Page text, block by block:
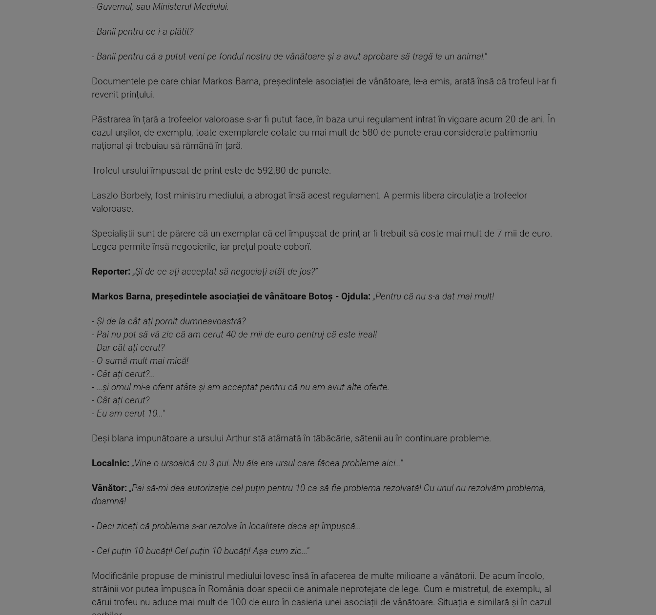
- Guvernul, sau Ministerul Mediului.
- Banii pentru ce i-a plătit?
- Banii pentru că a putut veni pe fondul nostru de vânătoare și a avut aprobare să tragă la un animal."
Documentele pe care chiar Markos Barna, președintele asociației de vânătoare, le-a emis, arată însă că trofeul i-ar fi
revenit prințului.
Păstrarea în țară a trofeelor valoroase s-ar fi putut face, în baza unui regulament intrat în vigoare acum 20 de ani. În
cazul urșilor, de exemplu, toate exemplarele cotate cu mai mult de 580 de puncte erau considerate patrimoniu
național și trebuiau să rămână în țară.
Trofeul ursului împuscat de print este de 592,80 de puncte.
Laszlo Borbely, fost ministru mediului, a abrogat însă acest regulament. A permis libera circulație a trofeelor
valoroase.
Specialiștii sunt de părere că un exemplar că cel împușcat de prinț ar fi trebuit să coste mai mult de 7 mii de euro.
Legea permite însă negocierile, iar prețul poate coborî.
Reporter: „Și de ce ați acceptat să negociați atât de jos?”
Markos Barna, președintele asociației de vânătoare Botoș - Ojdula: „Pentru că nu s-a dat mai mult!
- Și de la cât ați pornit dumneavoastră?
- Pai nu pot să vă zic că am cerut 40 de mii de euro pentruj că este ireal!
- Dar cât ați cerut?
- O sumă mult mai mică!
- Cât ați cerut?...
- ...și omul mi-a oferit atâta și am acceptat pentru că nu am avut alte oferte.
- Cât ați cerut?
- Eu am cerut 10..."
Deși blana impunătoare a ursului Arthur stă atârnată în tăbăcărie, sătenii au în continuare probleme.
Localnic: „Vine o ursoaică cu 3 pui. Nu ăla era ursul care făcea probleme aici..."
Vânător: „Pai să-mi dea autorizație cel puțin pentru 10 ca să fie problema rezolvată! Cu unul nu rezolvăm problema,
doamnă!
- Deci ziceți că problema s-ar rezolva în localitate daca ați împușcă...
- Cel puțin 10 bucăți! Cel puțin 10 bucăți! Așa cum zic..."
Modificările propuse de ministrul mediului lovesc însă în afacerea de multe milioane a vânătorii. De acum încolo,
străinii vor putea împușca în România doar specii de animale neprotejate de lege. Cum e mistrețul, de exemplu, al
cărui trofeu nu aduce mai mult de 100 de euro în casieria unei asociații de vânătoare. Situația e similară și în cazul